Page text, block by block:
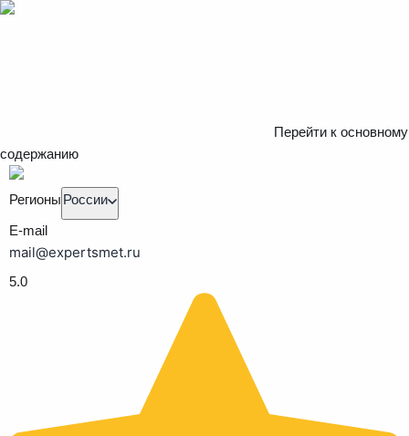
Перейти к основному
содержанию
Регионы России
E-mail
mail@expertsmet.ru
5.0